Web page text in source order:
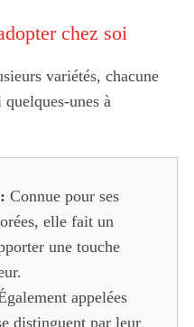
chez soi
variétés, chacune
unes à
Connue pour ses
elle fait un
une touche
appelées
distinguent par leur